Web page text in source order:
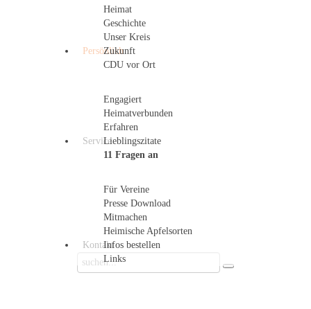
Heimat
Geschichte
Unser Kreis
Zukunft
CDU vor Ort
Persönlich
Engagiert
Heimatverbunden
Erfahren
Lieblingszitate
11 Fragen an
Service
Für Vereine
Presse Download
Mitmachen
Heimische Apfelsorten
Infos bestellen
Links
Kontakt